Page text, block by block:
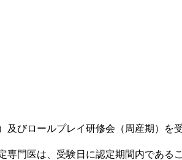
びロールプレイ研修会（周産期）を
門医は、受験日に認定期間内であるこ